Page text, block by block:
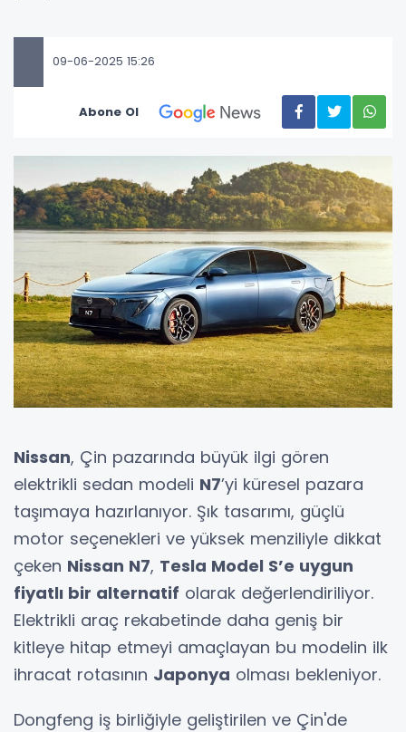
09-06-2025 15:26
Abone Ol
Nissan, Çin pazarında büyük ilgi gören
elektrikli sedan modeli N7’yi küresel pazara
taşımaya hazırlanıyor. Şık tasarımı, güçlü
motor seçenekleri ve yüksek menziliyle dikkat
çeken Nissan N7, Tesla Model S’e uygun
fiyatlı bir alternatif olarak değerlendiriliyor.
Elektrikli araç rekabetinde daha geniş bir
kitleye hitap etmeyi amaçlayan bu modelin ilk
ihracat rotasının Japonya olması bekleniyor.
Dongfeng iş birliğiyle geliştirilen ve Çin'de